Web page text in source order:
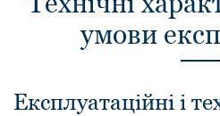
умови
Експлуатаційні і